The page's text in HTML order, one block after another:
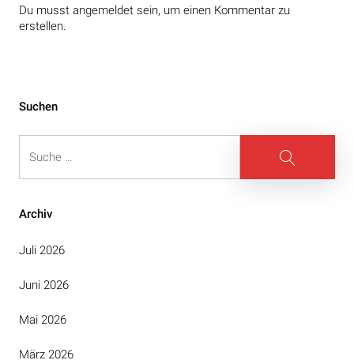
Du musst angemeldet sein, um einen Kommentar zu
erstellen.
Beitragsnavigation
Suchen
Suche
Archiv
Juli 2026
Juni 2026
Mai 2026
März 2026